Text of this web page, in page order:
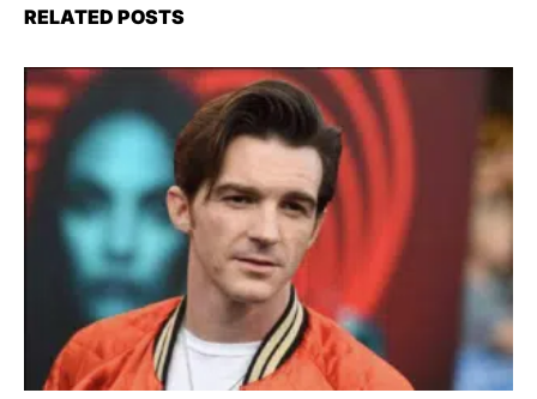
RELATED POSTS